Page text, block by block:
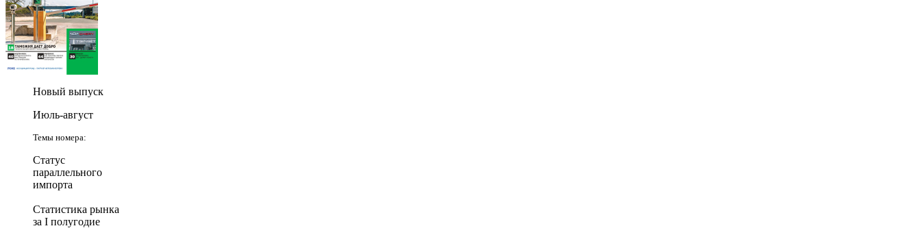
Новый выпуск
Июль-август
Темы номера:
Статус
параллельного
импорта
Статистика рынка
за I полугодие